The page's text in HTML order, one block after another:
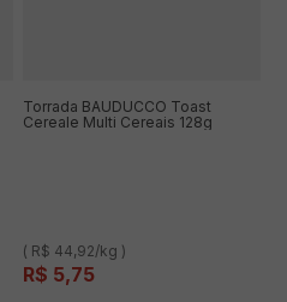
Torrada BAUDUCCO Toast
Cereale Multi Cereais 128g
( R$ 44,92/kg )
R$ 5,75